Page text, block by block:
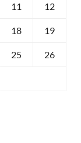
11 12
18 19
25 26